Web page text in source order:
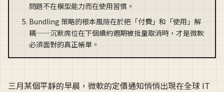
問題不在模型能力而在使用習慣。
Bundling 策略的根本風險在於把「付費」和「使用」解
耦——沉默席位在下個續約週期被批量取消時，才是微軟
必須面對的真正帳單。
三月某個平靜的早晨，微軟的定價通知悄悄出現在全球 IT